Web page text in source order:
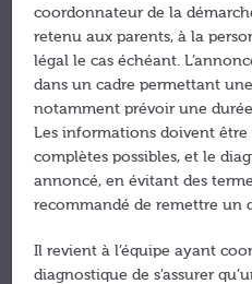
coordonnateur de la
retenu aux parents, à la
légal le cas échéant.
dans un cadre permettant
notamment prévoir une
Les informations doivent être
complètes possibles, et le
annoncé, en évitant des
recommandé de remettre un
Il revient à l’équipe ayant
diagnostique de s’assurer